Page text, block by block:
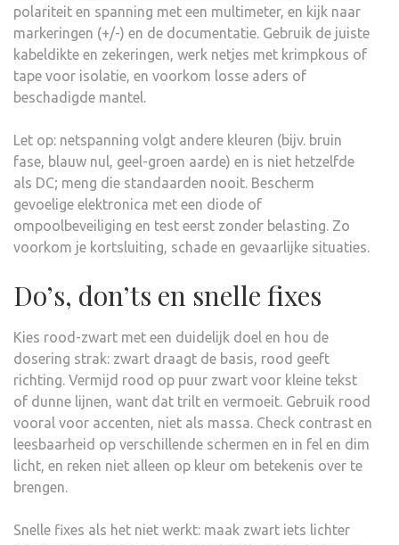
polariteit en spanning met een multimeter, en kijk naar
markeringen (+/-) en de documentatie. Gebruik de juiste
kabeldikte en zekeringen, werk netjes met krimpkous of
tape voor isolatie, en voorkom losse aders of
beschadigde mantel.
Let op: netspanning volgt andere kleuren (bijv. bruin
fase, blauw nul, geel-groen aarde) en is niet hetzelfde
als DC; meng die standaarden nooit. Bescherm
gevoelige elektronica met een diode of
ompoolbeveiliging en test eerst zonder belasting. Zo
voorkom je kortsluiting, schade en gevaarlijke situaties.
Do’s, don’ts en snelle fixes
Kies rood-zwart met een duidelijk doel en hou de
dosering strak: zwart draagt de basis, rood geeft
richting. Vermijd rood op puur zwart voor kleine tekst
of dunne lijnen, want dat trilt en vermoeit. Gebruik rood
vooral voor accenten, niet als massa. Check contrast en
leesbaarheid op verschillende schermen en in fel en dim
licht, en reken niet alleen op kleur om betekenis over te
brengen.
Snelle fixes als het niet werkt: maak zwart iets lichter